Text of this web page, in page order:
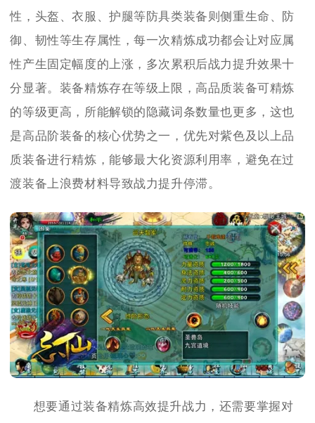
性，头盔、衣服、护腿等防具类装备则侧重生命、防
御、韧性等生存属性，每一次精炼成功都会让对应属
性产生固定幅度的上涨，多次累积后战力提升效果十
分显著。装备精炼存在等级上限，高品质装备可精炼
的等级更高，所能解锁的隐藏词条数量也更多，这也
是高品阶装备的核心优势之一，优先对紫色及以上品
质装备进行精炼，能够最大化资源利用率，避免在过
渡装备上浪费材料导致战力提升停滞。
想要通过装备精炼高效提升战力，还需要掌握对